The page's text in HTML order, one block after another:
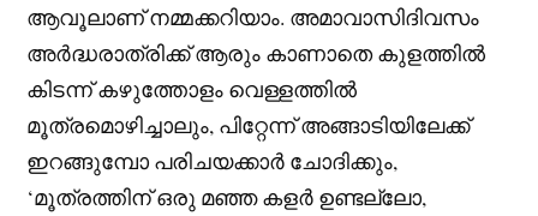
ആവൂലാണ് നമ്മക്കറിയാം. അമാവാസിദിവസം
അർദ്ധരാത്രിക്ക് ആരും കാണാതെ കുളത്തിൽ
കിടന്ന് കഴുത്തോളം വെള്ളത്തിൽ
മൂത്രമൊഴിച്ചാലും, പിറ്റേന്ന് അങ്ങാടിയിലേക്ക്
ഇറങ്ങുമ്പോ പരിചയക്കാർ ചോദിക്കും,
‘മൂത്രത്തിന് ഒരു മഞ്ഞ കളർ ഉണ്ടല്ലോ,